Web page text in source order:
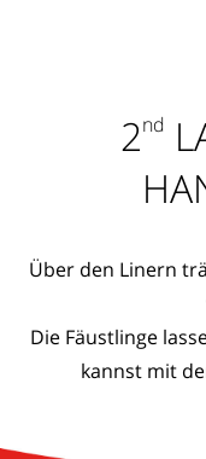
2nd
Über den Linern
Die Fäustlinge
kannst mit